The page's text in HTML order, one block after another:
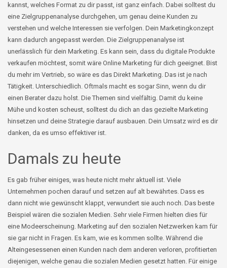
kannst, welches Format zu dir passt, ist ganz einfach. Dabei solltest du
eine Zielgruppenanalyse durchgehen, um genau deine Kunden zu
verstehen und welche Interessen sie verfolgen. Dein Marketingkonzept
kann dadurch angepasst werden. Die Zielgruppenanalyse ist
unerlässlich für dein Marketing. Es kann sein, dass du digitale Produkte
verkaufen möchtest, somit wäre Online Marketing für dich geeignet. Bist
du mehr im Vertrieb, so wäre es das Direkt Marketing. Das ist je nach
Tätigkeit. Unterschiedlich. Oftmals macht es sogar Sinn, wenn du dir
einen Berater dazu holst. Die Themen sind vielfältig. Damit du keine
Mühe und kosten scheust, solltest du dich an das gezielte Marketing
hinsetzen und deine Strategie darauf ausbauen. Dein Umsatz wird es dir
danken, da es umso effektiver ist.
Damals zu heute
Es gab früher einiges, was heute nicht mehr aktuell ist. Viele
Unternehmen pochen darauf und setzen auf alt bewährtes. Dass es
dann nicht wie gewünscht klappt, verwundert sie auch noch. Das beste
Beispiel wären die sozialen Medien. Sehr viele Firmen hielten dies für
eine Modeerscheinung. Marketing auf den sozialen Netzwerken kam für
sie gar nicht in Fragen. Es kam, wie es kommen sollte. Während die
Alteingesessenen einen Kunden nach dem anderen verloren, profitierten
diejenigen, welche genau die sozialen Medien gesetzt hatten. Für einige